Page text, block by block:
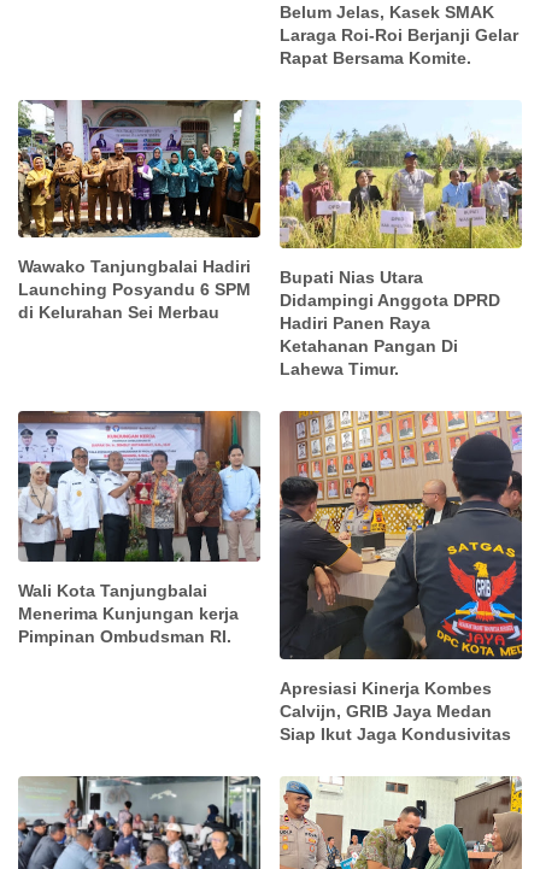
Belum Jelas, Kasek SMAK
Laraga Roi-Roi Berjanji Gelar
Rapat Bersama Komite.
Wawako Tanjungbalai Hadiri
Launching Posyandu 6 SPM
di Kelurahan Sei Merbau
Bupati Nias Utara
Didampingi Anggota DPRD
Hadiri Panen Raya
Ketahanan Pangan Di
Lahewa Timur.
Wali Kota Tanjungbalai
Menerima Kunjungan kerja
Pimpinan Ombudsman RI.
Apresiasi Kinerja Kombes
Calvijn, GRIB Jaya Medan
Siap Ikut Jaga Kondusivitas